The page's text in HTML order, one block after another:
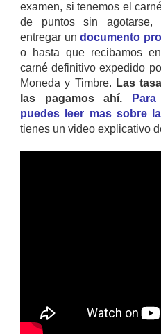
examen, si tenemos el
de puntos sin
entregar un documento
o hasta que recibamos
carné definitivo expedido
Moneda y Timbre. Las
las pagamos ahí.
puedes leer mas sobre
tienes un video explicativo